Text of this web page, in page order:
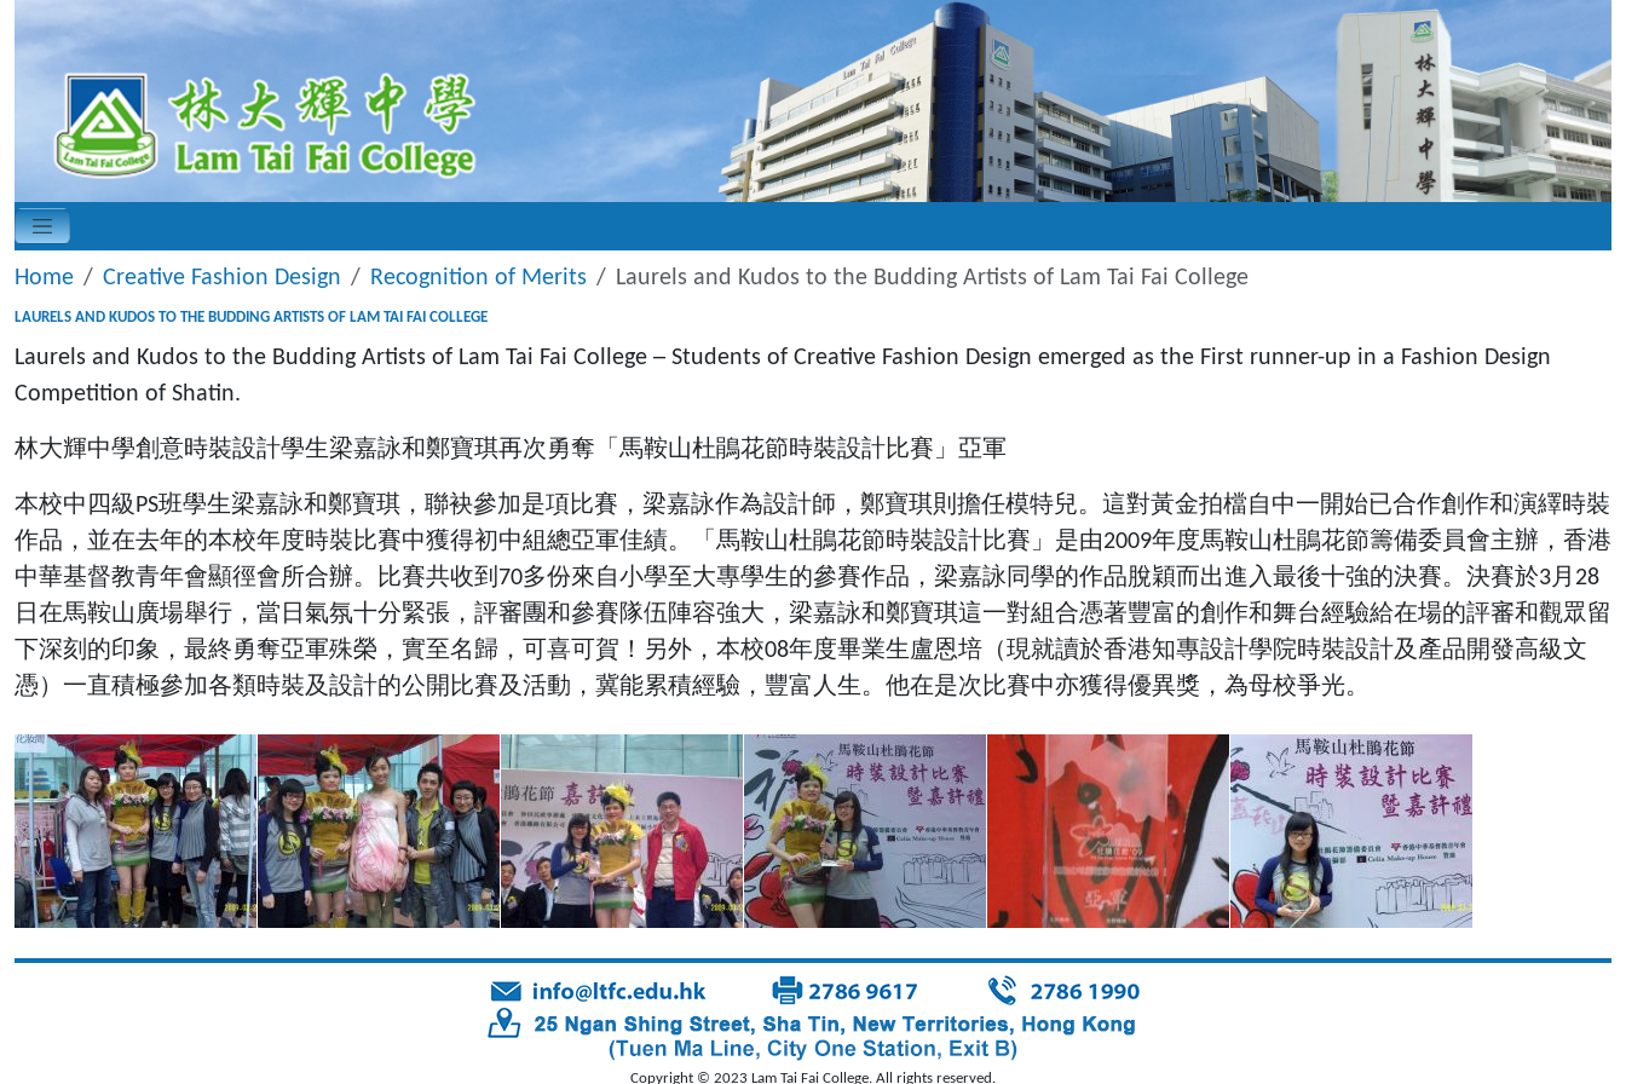
Home Creative Fashion Design Recognition of Merits Laurels and Kudos to the Budding Artists of Lam Tai Fai College
LAURELS AND KUDOS TO THE BUDDING ARTISTS OF LAM TAI FAI COLLEGE
Laurels and Kudos to the Budding Artists of Lam Tai Fai College ─ Students of Creative Fashion Design emerged as the First runner-up in a Fashion Design
Competition of Shatin.
林大輝中學創意時裝設計學生梁嘉詠和鄭寶琪再次勇奪「馬鞍山杜鵑花節時裝設計比賽」亞軍
本校中四級PS班學生梁嘉詠和鄭寶琪，聯袂參加是項比賽，梁嘉詠作為設計師，鄭寶琪則擔任模特兒。這對黃金拍檔自中一開始已合作創作和演繹時裝
作品，並在去年的本校年度時裝比賽中獲得初中組總亞軍佳績。「馬鞍山杜鵑花節時裝設計比賽」是由2009年度馬鞍山杜鵑花節籌備委員會主辦，香港
中華基督教青年會顯徑會所合辦。比賽共收到70多份來自小學至大專學生的參賽作品，梁嘉詠同學的作品脫穎而出進入最後十強的決賽。決賽於3月28
日在馬鞍山廣場舉行，當日氣氛十分緊張，評審團和參賽隊伍陣容強大，梁嘉詠和鄭寶琪這一對組合憑著豐富的創作和舞台經驗給在場的評審和觀眾留
下深刻的印象，最終勇奪亞軍殊榮，實至名歸，可喜可賀！另外，本校08年度畢業生盧恩培（現就讀於香港知專設計學院時裝設計及產品開發高級文
憑）一直積極參加各類時裝及設計的公開比賽及活動，冀能累積經驗，豐富人生。他在是次比賽中亦獲得優異獎，為母校爭光。
Copyright © 2023 Lam Tai Fai College. All rights reserved.